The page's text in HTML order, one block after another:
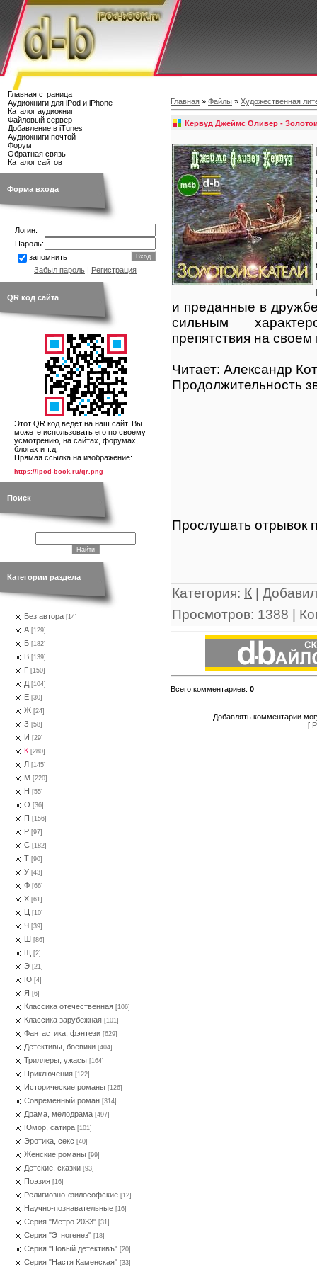
Главная страница
Аудиокниги для iPod и iPhone
Каталог аудиокниг
Файловый сервер
Добавление в iTunes
Аудиокниги почтой
Форум
Обратная связь
Каталог сайтов
Форма входа
Логин:
Пароль:
запомнить
Забыл пароль | Регистрация
QR код сайта
Этот QR код ведет на наш сайт. Вы
можете использовать его по своему
усмотрению, на сайтах, форумах,
блогах и т.д.
Прямая ссылка на изображение:
https://ipod-book.ru/qr.png
Поиск
Категории раздела
Без автора [14]
А [129]
Б [182]
В [139]
Г [150]
Д [104]
Е [30]
Ж [24]
З [58]
И [29]
К [280]
Л [145]
М [220]
Н [55]
О [36]
П [156]
Р [97]
С [182]
Т [90]
У [43]
Ф [66]
Х [61]
Ц [10]
Ч [39]
Ш [86]
Щ [2]
Э [21]
Ю [4]
Я [6]
Классика отечественная [106]
Классика зарубежная [101]
Фантастика, фэнтези [629]
Детективы, боевики [404]
Триллеры, ужасы [164]
Приключения [122]
Исторические романы [126]
Современный роман [314]
Драма, мелодрама [497]
Юмор, сатира [101]
Эротика, секс [40]
Женские романы [99]
Детские, сказки [93]
Поэзия [16]
Религиозно-философские [12]
Научно-познавательные [16]
Серия "Метро 2033" [31]
Серия "Этногенез" [18]
Серия "Новый детективъ" [20]
Серия "Настя Каменская" [33]
Главная » Файлы » Художественная
Кервуд Джеймс Оливер -
и преданные в
сильным
препятствия на своем
Читает: Александр
Продолжительность
Прослушать отрывок
Категория: К | Добавил
Просмотров: 1388 |
Всего комментариев: 0
Добавлять комментарии
[